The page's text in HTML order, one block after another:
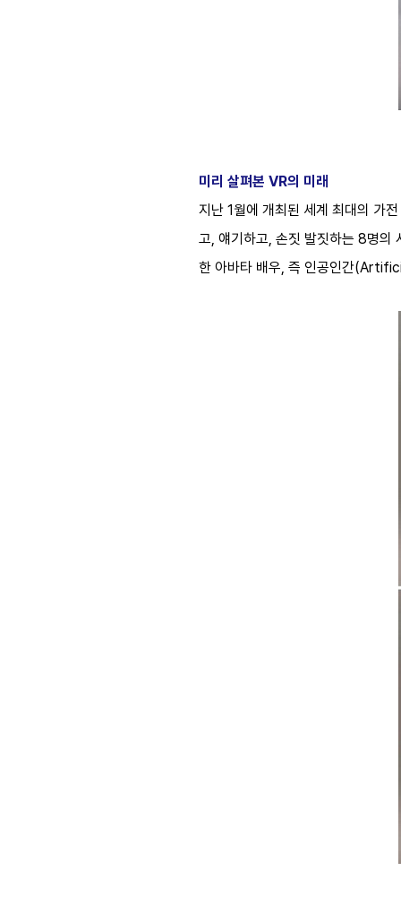
미리 살펴본 VR의 미래
지난 1월에 개최된 세계 최대의 가
고, 얘기하고, 손짓 발짓하는 8명의
한 아바타 배우, 즉 인공인간